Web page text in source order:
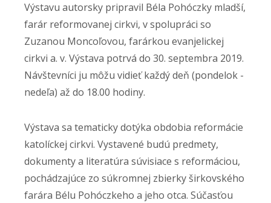
Výstavu autorsky pripravil Béla Pohóczky mladší,
farár reformovanej cirkvi, v spolupráci so
Zuzanou Moncoľovou, farárkou evanjelickej
cirkvi a. v. Výstava potrvá do 30. septembra 2019.
Návštevníci ju môžu vidieť každý deň (pondelok -
nedeľa) až do 18.00 hodiny.
Výstava sa tematicky dotýka obdobia reformácie
katolíckej cirkvi. Vystavené budú predmety,
dokumenty a literatúra súvisiace s reformáciou,
pochádzajúce zo súkromnej zbierky širkovského
farára Bélu Pohóczkeho a jeho otca. Súčasťou